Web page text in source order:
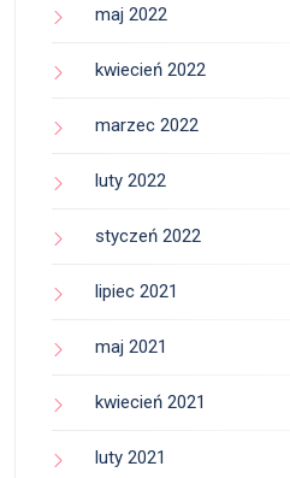
maj 2022
kwiecień 2022
marzec 2022
luty 2022
styczeń 2022
lipiec 2021
maj 2021
kwiecień 2021
luty 2021